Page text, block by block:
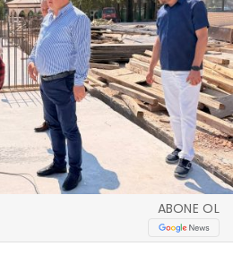
ABONE OL